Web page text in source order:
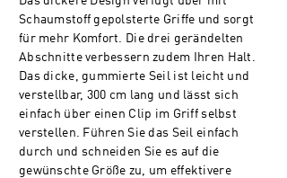
Schaumstoff gepolsterte Griffe und sorgt
für mehr Komfort. Die drei gerändelten
Abschnitte verbessern zudem Ihren Halt.
Das dicke, gummierte Seil ist leicht und
verstellbar, 300 cm lang und lässt sich
einfach über einen Clip im Griff selbst
verstellen. Führen Sie das Seil einfach
durch und schneiden Sie es auf die
gewünschte Größe zu, um effektivere